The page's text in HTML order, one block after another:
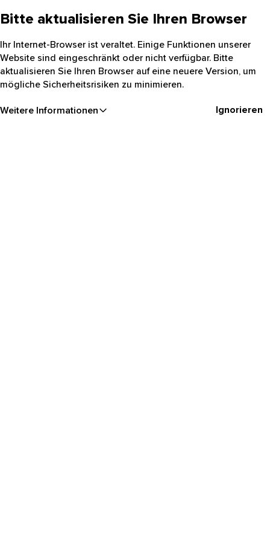
Bitte aktualisieren Sie Ihren Browser
Ihr Internet-Browser ist veraltet. Einige Funktionen unserer
Website sind eingeschränkt oder nicht verfügbar. Bitte
aktualisieren Sie Ihren Browser auf eine neuere Version, um
mögliche Sicherheitsrisiken zu minimieren.
Weitere Informationen Ignorieren